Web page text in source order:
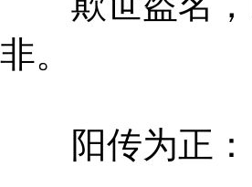
非。
阳传为正：